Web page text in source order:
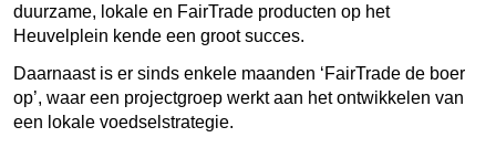
duurzame, lokale en FairTrade producten op het
Heuvelplein kende een groot succes.
Daarnaast is er sinds enkele maanden ‘FairTrade de boer
op’, waar een projectgroep werkt aan het ontwikkelen van
een lokale voedselstrategie.